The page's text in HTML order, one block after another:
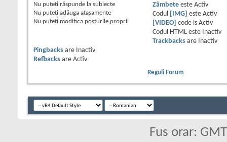
Nu puteţi răspunde la subiecte
Nu puteţi adăuga ataşamente
Nu puteţi modifica posturile proprii
Zâmbeteeste Activ
Codul
[IMG] este Activ
[VIDEO]
code is Activ
Codul HTML este
Inactiv
Trackbacksare
Inactiv
Pingbacks are
Inactiv
Refbacks are Activ
Reguli Forum
Fus orar: